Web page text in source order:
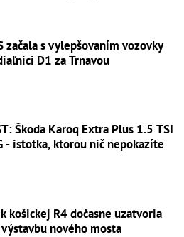
začala s vylepšovaním vozovky
D1 za Trnavou
Škoda Karoq Extra Plus 1.5 TSI
- istotka, ktorou nič nepokazíte
košickej R4 dočasne uzatvoria
nového mosta